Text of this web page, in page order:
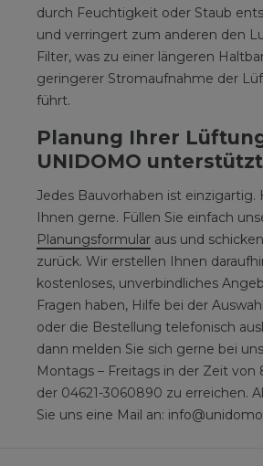
durch Feuchtigkeit oder Staub
und verringert zum anderen den
Filter, was zu einer längeren
geringerer Stromaufnahme der
führt.
Planung Ihrer
UNIDOMO
Jedes Bauvorhaben ist einzigartig.
Ihnen gerne. Füllen Sie einfach
Planungsformular aus und
zurück. Wir erstellen Ihnen
kostenloses, unverbindliches
Fragen haben, Hilfe bei der
oder die Bestellung telefonisch
dann melden Sie sich gerne bei
Montags – Freitags in der Zeit von
der 04621-3060890 zu erreichen.
Sie uns eine Mail an: